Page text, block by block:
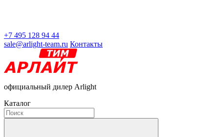
+7 495 128 94 44
sale@arlight-team.ru Контакты
официальный дилер Arlight
Каталог